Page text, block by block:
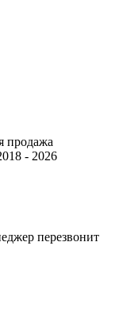
- 2026
перезвонит